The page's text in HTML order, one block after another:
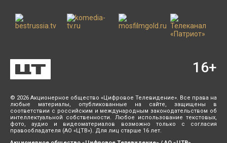
© 2026 Акционерное общество «Цифровое Телевидение». Все права на
любые материалы, опубликованные на сайте, защищены в
соответствии с российским и международным законодательством об
интеллектуальной собственности. Любое использование текстовых,
фото, аудио и видеоматериалов возможно только с согласия
правообладателя (АО «ЦТВ»). Для лиц старше 16 лет.
16+